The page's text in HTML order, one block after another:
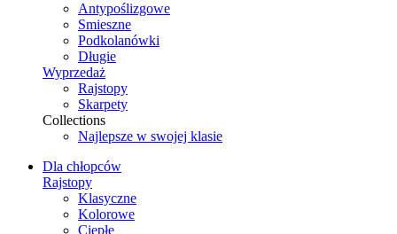
Antypoślizgowe
Smieszne
Podkolanówki
Długie
Wyprzedaż
Rajstopy
Skarpety
Collections
Najlepsze w swojej klasie
Dla chłopców
Rajstopy
Klasyczne
Kolorowe
Ciepłe